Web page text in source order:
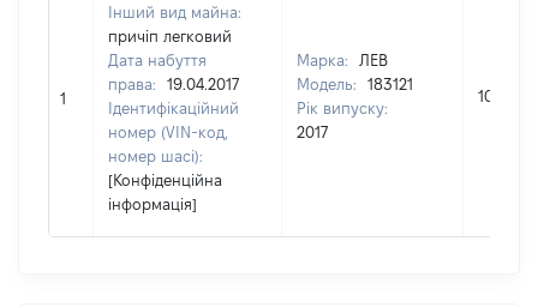
1
Інший вид майна:
причіп легковий
Дата набуття
права:
19.04.2017
Ідентифікаційний
номер (VIN-код,
номер шасі):
[Конфіденційна
інформація]
Марка:
ЛЕВ
Модель:
183121
Рік випуску:
2017
10000